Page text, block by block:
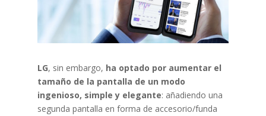
LG, sin embargo, ha optado por aumentar el
tamaño de la pantalla de un modo
ingenioso, simple y elegante: añadiendo una
segunda pantalla en forma de accesorio/funda